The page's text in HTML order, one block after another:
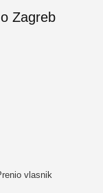
Zagreb
vlasnik